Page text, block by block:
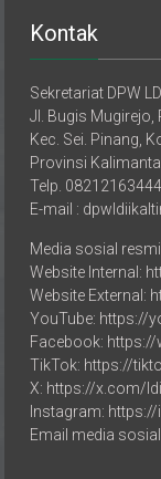
Jl. Bugis Mugirejo,
Kec. Sei. Pinang,
Provinsi
Telp.
E-mail :
Website Internal:
Website External:
YouTube: https://
Facebook:
TikTok: https://
X: https://x.com/
Instagram:
Email media